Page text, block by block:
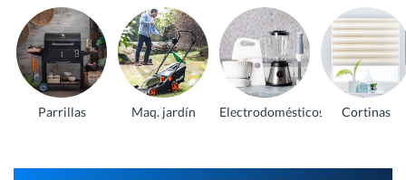
Parrillas Maq. jardín Electrodomésticos Cortinas